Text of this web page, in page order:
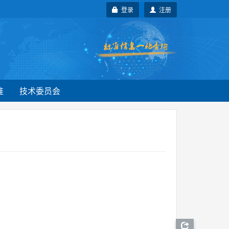
注册
登录
技术委员会